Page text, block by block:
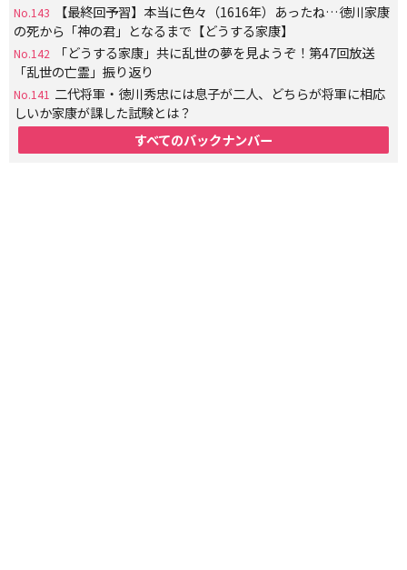
No.143
【最終回予習】本当に色々（1616年）あったね…徳川家康
の死から「神の君」となるまで【どうする家康】
No.142
「どうする家康」共に乱世の夢を見ようぞ！第47回放送
「乱世の亡霊」振り返り
No.141 二代将軍・徳川秀忠には息子が二人、どちらが将軍に相応
しいか家康が課した試験とは？
すべてのバックナンバー